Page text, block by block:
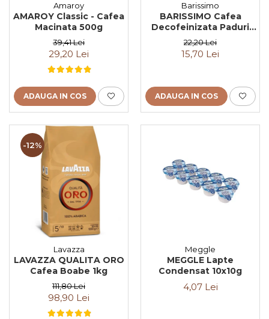
Amaroy
AMAROY Classic - Cafea
Macinata 500g
39,41 Lei
29,20 Lei
ADAUGA IN COS
Barissimo
BARISSIMO Cafea
Decofeinizata Paduri
Discuri Senseo 62mm
Monodoze 20buc - 140g
22,20 Lei
15,70 Lei
ADAUGA IN COS
-12%
Lavazza
LAVAZZA QUALITA ORO
Cafea Boabe 1kg
111,80 Lei
98,90 Lei
Meggle
MEGGLE Lapte
Condensat 10x10g
4,07 Lei